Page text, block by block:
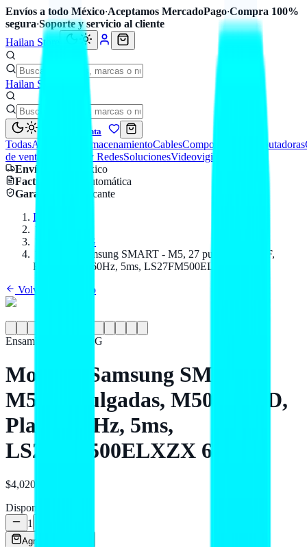
Envíos a todo México·Aceptamos MercadoPago·Compra 100%
segura·Soporte y servicio al cliente
Hailan Store
Hailan Store
Mi cuenta
TodasAccesorios AlmacenamientoCablesComponentes Computadoras
de venta
Seguridad y RedesSolucionesVideovigilancia
Envío
a todo México
Factura CFDI
automática
Garantía
de fabricante
Inicio
SAMSUNG
Monitor Samsung SMART - M5, 27 pulgadas, M50F,
FHD, Plano, 60Hz, 5ms, LS27FM500ELXZX 60 Hz
Volver al catálogo
Ensamble SAMSUNG
Monitor Samsung SMART -
M5, 27 pulgadas, M50F, FHD,
Plano, 60Hz, 5ms,
LS27FM500ELXZX 60 Hz
$4,020
Disponible
1
Agregar al carrito